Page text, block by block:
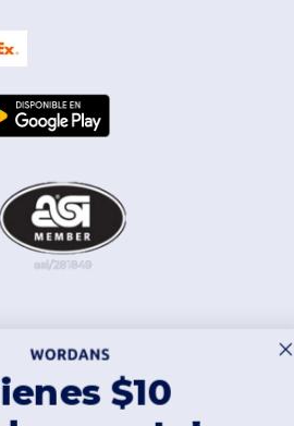
los derechos reservados
de personalización |Política de
|
$10